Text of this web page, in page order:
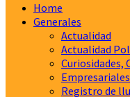
Home
Generales
Actualidad
Actualidad
Curiosidades,
Empresariales
Registro de